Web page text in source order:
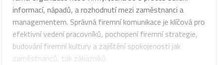
informací, nápadů, a rozhodnutí mezi zaměstnanci a
managementem. Správná firemní komunikace je klíčová pro
efektivní vedení pracovníků, pochopení firemní strategie,
budování firemní kultury a zajištění spokojenosti jak
zaměstnanců, tak zákazníků.